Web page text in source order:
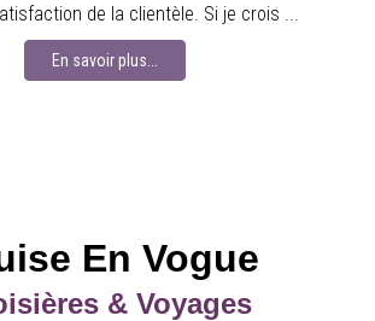
de la clientèle. Si je crois ...
En savoir plus...
En Vogue
& Voyages